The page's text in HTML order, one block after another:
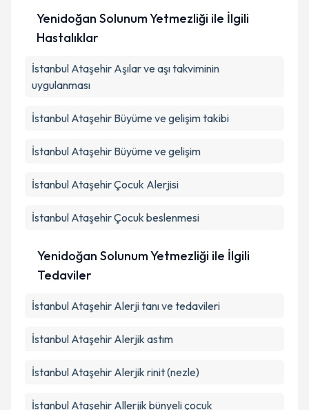
Yenidoğan Solunum Yetmezliği ile İlgili
Hastalıklar
İstanbul Ataşehir Aşılar ve aşı takviminin
uygulanması
İstanbul Ataşehir Büyüme ve gelişim takibi
İstanbul Ataşehir Büyüme ve gelişim
İstanbul Ataşehir Çocuk Alerjisi
İstanbul Ataşehir Çocuk beslenmesi
Yenidoğan Solunum Yetmezliği ile İlgili
Tedaviler
İstanbul Ataşehir Alerji tanı ve tedavileri
İstanbul Ataşehir Alerjik astım
İstanbul Ataşehir Alerjik rinit (nezle)
İstanbul Ataşehir Allerjik bünyeli çocuk